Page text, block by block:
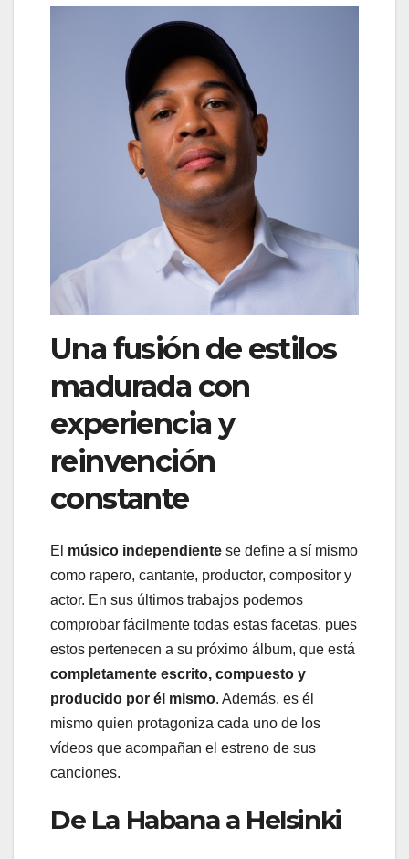
Una fusión de estilos
madurada con
experiencia y
reinvención
constante
El músico independiente se define a sí mismo
como rapero, cantante, productor, compositor y
actor. En sus últimos trabajos podemos
comprobar fácilmente todas estas facetas, pues
estos pertenecen a su próximo álbum, que está
completamente escrito, compuesto y
producido por él mismo. Además, es él
mismo quien protagoniza cada uno de los
vídeos que acompañan el estreno de sus
canciones.
De La Habana a Helsinki